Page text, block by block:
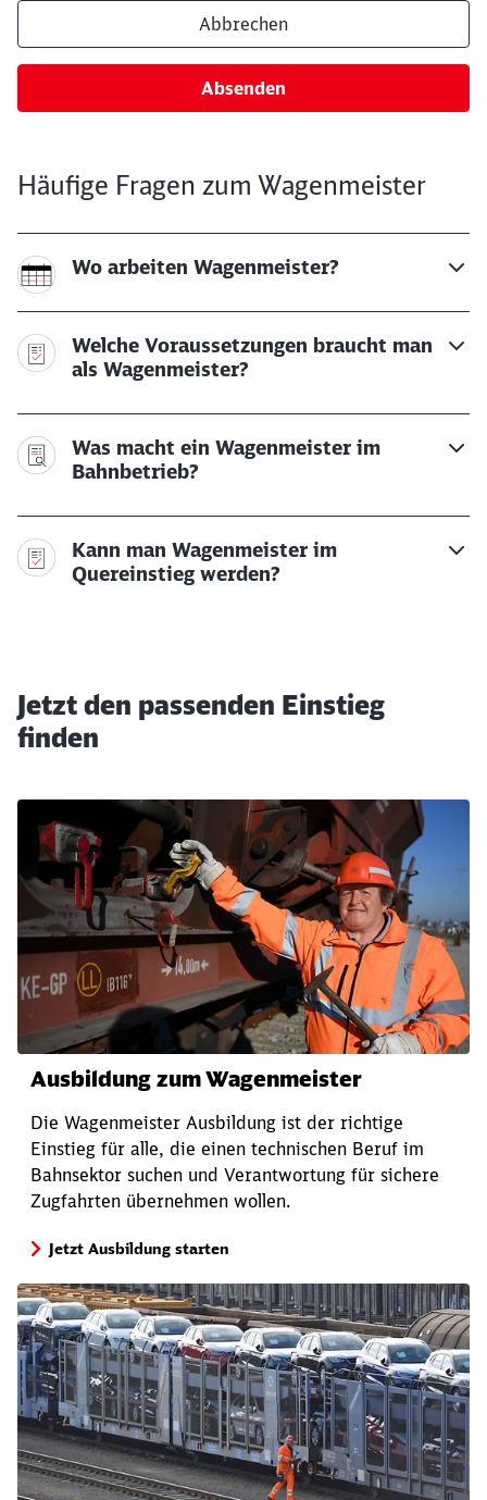
Abbrechen
Absenden
Häufige Fragen zum Wagenmeister
Wo arbeiten Wagenmeister?
Welche Voraussetzungen braucht man
als Wagenmeister?
Was macht ein Wagenmeister im
Bahnbetrieb?
Kann man Wagenmeister im
Quereinstieg werden?
Jetzt den passenden Einstieg
finden
Ausbildung zum Wagenmeister
Die Wagenmeister Ausbildung ist der richtige
Einstieg für alle, die einen technischen Beruf im
Bahnsektor suchen und Verantwortung für sichere
Zugfahrten übernehmen wollen.
Jetzt Ausbildung starten